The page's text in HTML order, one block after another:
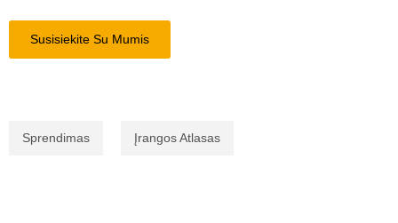
Susisiekite Su Mumis
Sprendimas Įrangos Atlasas